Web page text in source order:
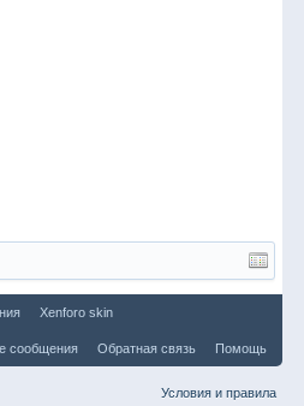
Xenforo skin
сообщения Обратная связь Помощь
Условия и правила